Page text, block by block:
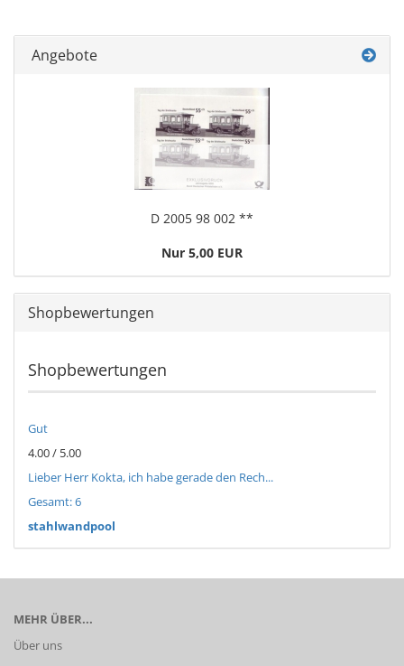
Angebote
D 2005 98 002 **
Nur 5,00 EUR
Shopbewertungen
Shopbewertungen
Gut
4.00 / 5.00
Lieber Herr Kokta, ich habe gerade den Rech...
Gesamt: 6
stahlwandpool
MEHR ÜBER...
Über uns